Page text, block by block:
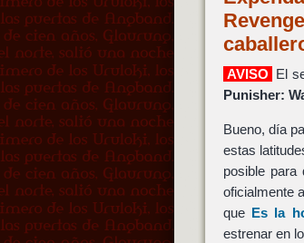
AVISO El
Punisher:
Bueno, día
estas
posible
oficialmente
que Es la
estrenar en